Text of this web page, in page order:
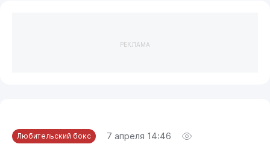
РЕКЛАМА
Любительский бокс 7 апреля 14:46